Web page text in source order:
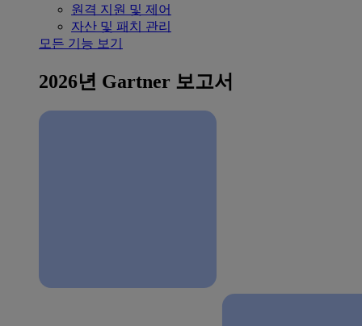
원격 지원 및 제어
자산 및 패치 관리
모든 기능 보기
2026년 Gartner 보고서